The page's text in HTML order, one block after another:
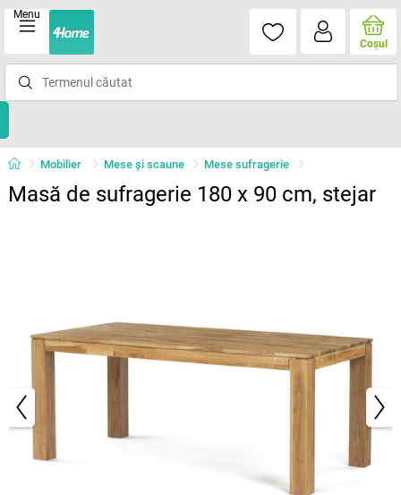
Menu
Coşul
Mobilier Mese şi scaune Mese sufragerie
Masă de sufragerie 180 x 90 cm, stejar